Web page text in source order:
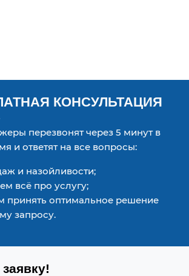
КОНСУЛЬТАЦИЯ
перезвонят через 5 минут в
и ответят на все вопросы:
и назойливости;
всё про услугу;
принять оптимальное решение
запросу.